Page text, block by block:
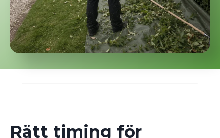
Rätt timing för